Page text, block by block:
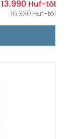
13.990
16.330